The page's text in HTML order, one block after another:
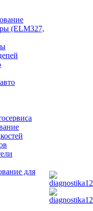
(ELM327,
для